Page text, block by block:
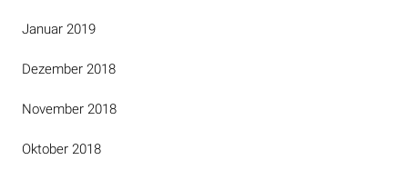
Januar 2019
Dezember 2018
November 2018
Oktober 2018